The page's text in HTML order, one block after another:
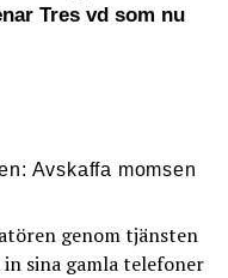
Tres vd som nu
genom tjänsten
sina gamla telefoner